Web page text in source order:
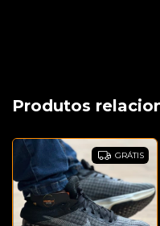
Produtos
GRÁTIS